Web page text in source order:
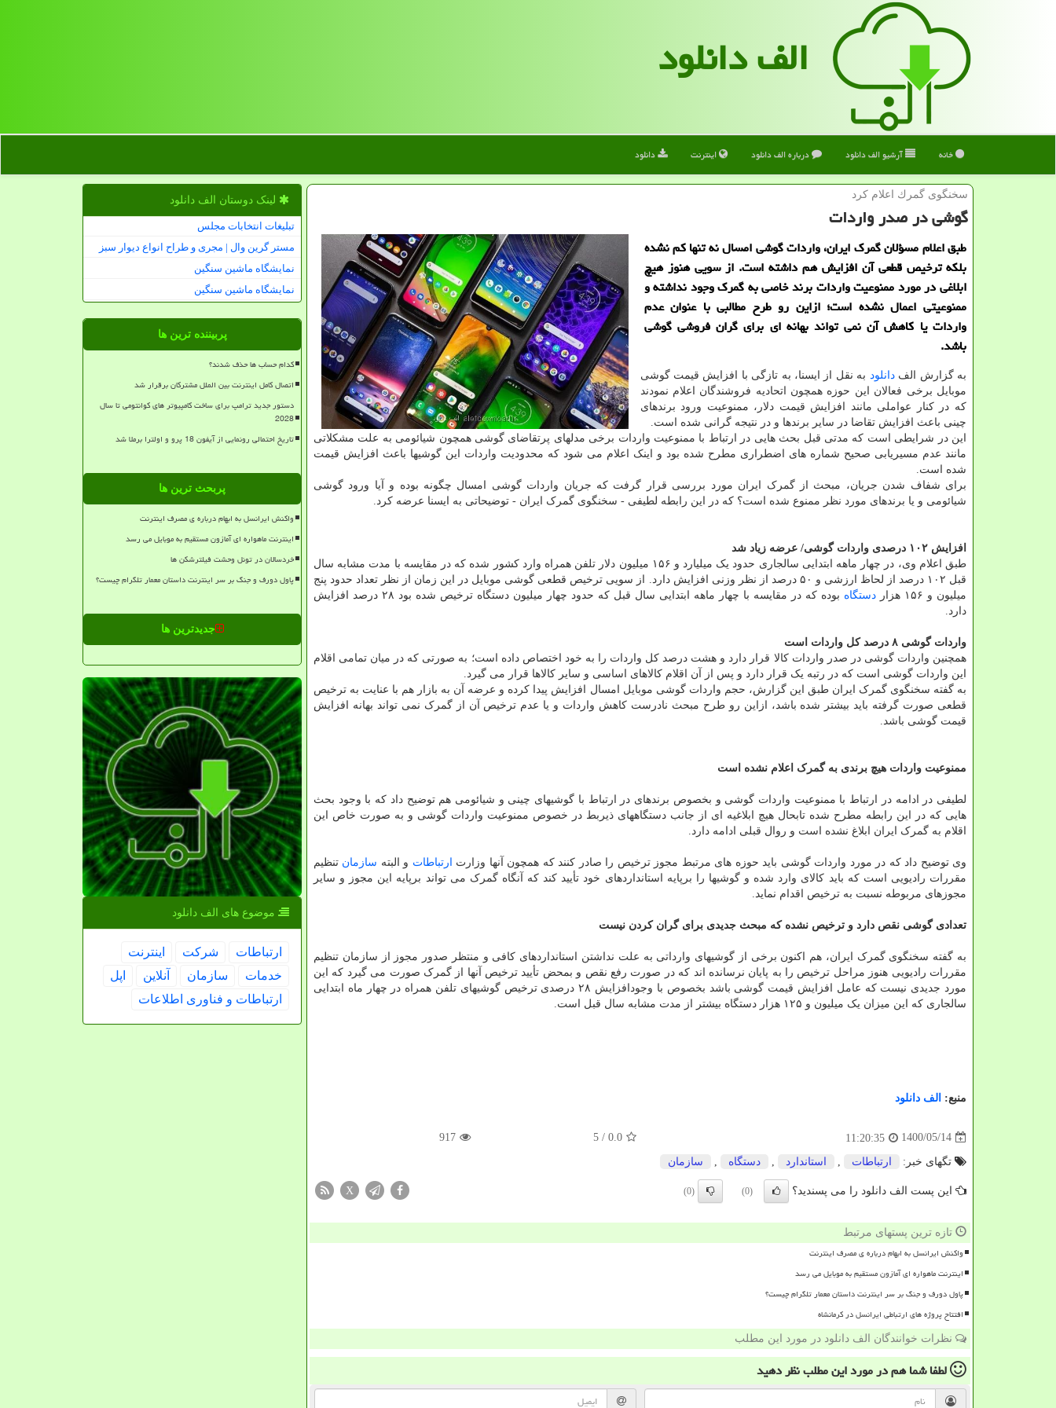
الف دانلود
خانه آرشیو الف دانلود درباره الف دانلود اینترنت دانلود
سخنگوی گمرك اعلام كرد
گوشی در صدر واردات
طبق اعلام مسؤلان گمرک ایران، واردات گوشی امسال نه تنها کم نشده
بلکه ترخیص قطعی آن افزایش هم داشته است. از سویی هنوز هیچ
ابلاغی در مورد ممنوعیت واردات برند خاصی به گمرک وجود نداشته و
ممنوعیتی اعمال نشده است؛ ازاین رو طرح مطالبی با عنوان عدم
واردات یا کاهش آن نمی تواند بهانه ای برای گران فروشی گوشی
باشد.
به گزارش الفدانلود به نقل از ایسنا، به تازگی با افزایش قیمت گوشی
موبایل برخی فعالان این حوزه همچون اتحادیه فروشندگان اعلام نمودند
که در کنار عواملی مانند افزایش قیمت دلار، ممنوعیت ورود برندهای
چینی باعث افزایش تقاضا در سایر برندها و در نتیجه گرانی شده است.
این در شرایطی است که مدتی قبل بحث هایی در ارتباط با ممنوعیت واردات برخی مدلهای پرتقاضای گوشی همچون شیائومی به علت مشکلاتی
مانند عدم مسیریابی صحیح شماره های اضطراری مطرح شده بود و اینک اعلام می شود که محدودیت واردات این گوشیها باعث افزایش قیمت
شده است.
برای شفاف شدن جریان، مبحث از گمرک ایران مورد بررسی قرار گرفت که جریان واردات گوشی امسال چگونه بوده و آیا ورود گوشی
شیائومی و یا برندهای مورد نظر ممنوع شده است؟ که در این رابطه لطیفی - سخنگوی گمرک ایران - توضیحاتی به ایسنا عرضه کرد.
افزایش ۱۰۲ درصدی واردات گوشی/ عرضه زیاد شد
طبق اعلام وی، در چهار ماهه ابتدایی سالجاری حدود یک میلیارد و ۱۵۶ میلیون دلار تلفن همراه وارد کشور شده که در مقایسه با مدت مشابه سال
قبل ۱۰۲ درصد از لحاظ ارزشی و ۵۰ درصد از نظر وزنی افزایش دارد. از سویی ترخیص قطعی گوشی موبایل در این زمان از نظر تعداد حدود پنج
میلیون و ۱۵۶ هزار
دستگاه
بوده که در مقایسه با چهار ماهه ابتدایی سال قبل که حدود چهار میلیون دستگاه ترخیص شده بود ۲۸ درصد افزایش
دارد.
واردات گوشی ۸ درصد کل واردات است
همچنین واردات گوشی در صدر واردات کالا قرار دارد و هشت درصد کل واردات را به خود اختصاص داده است؛ به صورتی که در میان تمامی اقلام
این واردات گوشی است که در رتبه یک قرار دارد و پس از آن اقلام کالاهای اساسی و سایر کالاها قرار می گیرد.
به گفته سخنگوی گمرک ایران طبق این گزارش، حجم واردات گوشی موبایل امسال افزایش پیدا کرده و عرضه آن به بازار هم با عنایت به ترخیص
قطعی صورت گرفته باید بیشتر شده باشد، ازاین رو طرح مبحث نادرست کاهش واردات و یا عدم ترخیص آن از گمرک نمی تواند بهانه افزایش
قیمت گوشی باشد.
ممنوعیت واردات هیچ برندی به گمرک اعلام نشده است
لطیفی در ادامه در ارتباط با ممنوعیت واردات گوشی و بخصوص برندهای در ارتباط با گوشیهای چینی و شیائومی هم توضیح داد که با وجود بحث
هایی که در این رابطه مطرح شده تابحال هیچ ابلاغیه ای از جانب دستگاههای ذیربط در خصوص ممنوعیت واردات گوشی و به صورت خاص این
اقلام به گمرک ایران ابلاغ نشده است و روال قبلی ادامه دارد.
وی توضیح داد که در مورد واردات گوشی باید حوزه های مرتبط مجوز ترخیص را صادر کنند که همچون آنها وزارت ارتباطات و البته سازمان تنظیم
مقررات رادیویی است که باید کالای وارد شده و گوشیها را برپایه استانداردهای خود تأیید کند که آنگاه گمرک می تواند برپایه این مجوز و سایر
مجوزهای مربوطه نسبت به ترخیص اقدام نماید.
تعدادی گوشی نقص دارد و ترخیص نشده که مبحث جدیدی برای گران کردن نیست
به گفته سخنگوی گمرک ایران، هم اکنون برخی از گوشیهای وارداتی به علت نداشتن استانداردهای کافی و منتظر صدور مجوز از سازمان تنظیم
مقررات رادیویی هنوز مراحل ترخیص را به پایان نرسانده اند که در صورت رفع نقص و بمحض تأیید ترخیص آنها از گمرک صورت می گیرد که این
مورد جدیدی نیست که عامل افزایش قیمت گوشی باشد بخصوص با وجودافزایش ۲۸ درصدی ترخیص گوشیهای تلفن همراه در چهار ماه ابتدایی
سالجاری که این میزان یک میلیون و ۱۲۵ هزار دستگاه بیشتر از مدت مشابه سال قبل است.
منبع: الف دانلود
1400/05/14
11:20:35
0.0
/ 5
917
تگهای خبر: ارتباطات استاندارد دستگاه سازمان
این پست الف دانلود را می پسندید؟ (0)
(0)
X
تازه ترین پستهای مرتبط
واکنش ایرانسل به ابهام درباره ی مصرف اینترنت
اینترنت ماهواره ای آمازون مستقیم به موبایل می رسد
پاول دورف و جنگ بر سر اینترنت داستان معمار تلگرام چیست؟
افتتاح پروژه های ارتباطی ایرانسل در کرمانشاه
نظرات خوانندگان الف دانلود در مورد این مطلب
لطفا شما همدر مورد این مطلبنظر دهید
لینک دوستان الف دانلود
تبلیغات انتخابات مجلس
مستر گرین وال | مجری و طراح انواع دیوار سبز
نمایشگاه ماشین سنگین
نمایشگاه ماشین سنگین
پربیننده ترین ها
کدام حساب ها حذف شدند؟
اتصال کامل اینترنت بین الملل مشترکان برقرار شد
دستور جدید ترامپ برای ساخت کامپیوتر های کوانتومی تا سال
2028
تاریخ احتمالی رونمایی از آیفون 18 پرو و اولترا برملا شد
پربحث ترین ها
واکنش ایرانسل به ابهام درباره ی مصرف اینترنت
اینترنت ماهواره ای آمازون مستقیم به موبایل می رسد
خردسالان در تونل وحشت فیلترشکن ها
پاول دورف و جنگ بر سر اینترنت داستان معمار تلگرام چیست؟
جدیدترین ها
موضوع های الف دانلود
ارتباطات شركت
اینترنت
خدمات
سازمان آنلاین
اپل
ارتباطات و فناوری اطلاعات